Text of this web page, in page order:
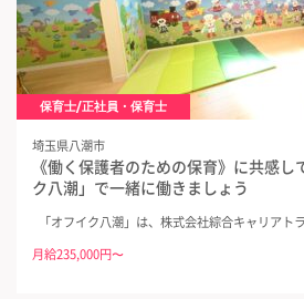
保育士/正社員・保育士
埼玉県八潮市
《働く保護者のための保育》に共感し
ク八潮」で一緒に働きましょう
「オフイク八潮」は、株式会社綜合キャリアト
月給235,000円〜